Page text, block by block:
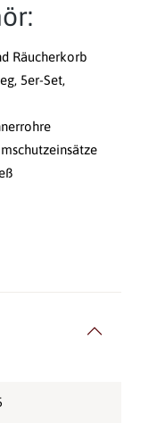
Räucherkorb
5er-Set,